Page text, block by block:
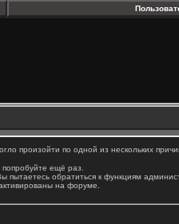
произойти по одной из нескольких
ещё раз.
обратиться к функциям
на форуме.